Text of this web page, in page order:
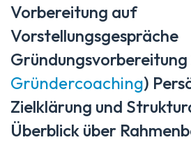
Vorbereitung auf
Vorstellungsgespräche
Gründungsvorbereitung
Gründercoaching)
Zielklärung und
Überblick über